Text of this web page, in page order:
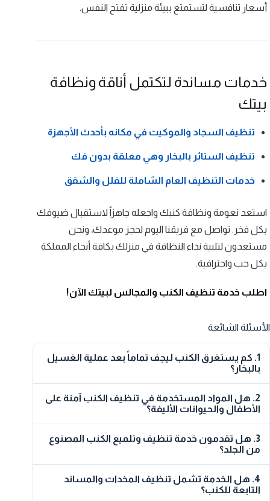
أسعار تنافسية لتستمتع ببيئة منزلية تفتح النفس.
خدمات مساندة لتكتمل أناقة ونظافة
بيتك
تنظيف السجاد والموكيت في مكانه بأحدث الأجهزة
تنظيف الستائر بالبخار وهي معلقة بدون فك
خدمات التنظيف العام الشاملة للفلل والشقق
استعد نعومة ونظافة كنبك واجعله جاهزاً لاستقبال ضيوفك
بكل فخر. تواصل مع فريقنا اليوم لحجز موعدك، ونحن
مستعدون لتلبية نداء النظافة في منزلك بكافة أنحاء المملكة
بكل حب واحترافية.
اطلب خدمة تنظيف الكنب والمجالس لبيتك الآن!
الأسئلة الشائعة
1. كم يستغرق الكنب ليجف تماماً بعد عملية الغسيل
بالبخار؟
مجموعة ستار فاب لإدارة خدمات المرافق، يتم سحب
معظم المياه أثناء الغسيل. لذلك، يحتاج الكنب فقط من
2. هل المواد المستخدمة في تنظيف الكنب آمنة على
الأطفال والحيوانات الأليفة؟
على منظفات صديقة للبيئة ومواد تعقيم آمنة ومصرح بها،
ولا تترك أي روائح كيميائية مزعجة أو بقايا تسبب الحساسية
3. هل تقدمون خدمة تنظيف وتلميع الكنب المصنوع
من الجلد؟
نستخدم مواد تنظيف خاصة لا تسبب جفاف الجلد أو
تشققه، تليها عملية تلميع وترطيب بمواد تحافظ على
4. هل الخدمة تشمل تنظيف المخدات والمساند
التابعة للكنب؟